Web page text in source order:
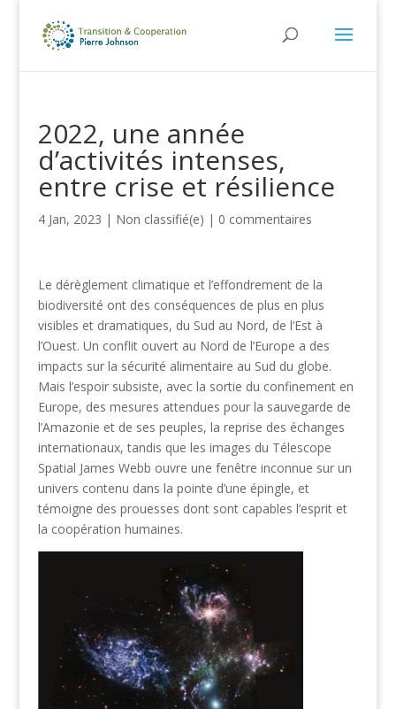
2022, une année
d’activités intenses,
entre crise et résilience
4 Jan, 2023 | Non classifié(e) | 0 commentaires
Le dérèglement climatique et l’effondrement de la
biodiversité ont des conséquences de plus en plus
visibles et dramatiques, du Sud au Nord, de l’Est à
l’Ouest. Un conflit ouvert au Nord de l’Europe a des
impacts sur la sécurité alimentaire au Sud du globe.
Mais l’espoir subsiste, avec la sortie du confinement en
Europe, des mesures attendues pour la sauvegarde de
l’Amazonie et de ses peuples, la reprise des échanges
internationaux, tandis que les images du Télescope
Spatial James Webb ouvre une fenêtre inconnue sur un
univers contenu dans la pointe d’une épingle, et
témoigne des prouesses dont sont capables l’esprit et
la coopération humaines.